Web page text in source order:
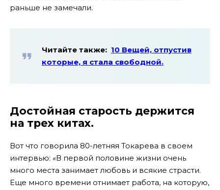
раньше не замечали.
Читайте также: 10 Вещей, отпустив
которые, я стала свободной.
Достойная старость держится
на трех китах.
Вот что говорила 80-летняя Токарева в своем
интервью: «В первой половине жизни очень
много места занимает любовь и всякие страсти.
Еще много времени отнимает работа, на которую,